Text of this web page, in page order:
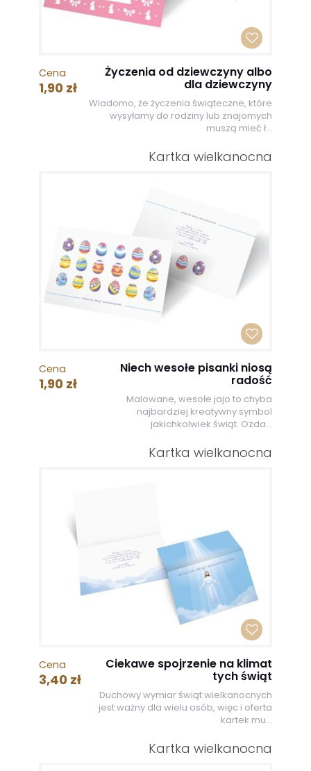
Cena
1,90 zł
Życzenia od dziewczyny albo
dla dziewczyny
Wiadomo, że życzenia świąteczne, które
wysyłamy do rodziny lub znajomych
muszą mieć ł...
Kartka wielkanocna
Cena
1,90 zł
Niech wesołe pisanki niosą
radość
Malowane, wesołe jajo to chyba
najbardziej kreatywny symbol
jakichkolwiek świąt. Ozda...
Kartka wielkanocna
Cena
3,40 zł
Ciekawe spojrzenie na klimat
tych świąt
Duchowy wymiar świąt wielkanocnych
jest ważny dla wielu osób, więc i oferta
kartek mu...
Kartka wielkanocna